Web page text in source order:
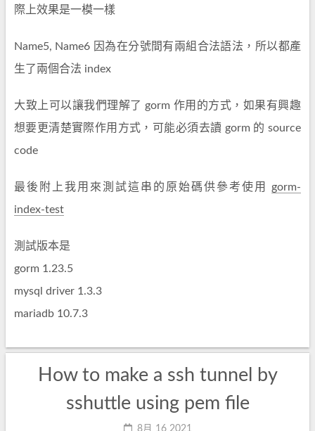
際上效果是一模一樣
Name5, Name6 因為在分號間有兩組合法語法，所以都產
生了兩個合法 index
大致上可以讓我們理解了 gorm 作用的方式，如果有興趣
想要更清楚實際作用方式，可能必須去讀 gorm 的 source
code
最後附上我用來測試這串的原始碼供參考使用 gorm-
index-test
測試版本是
gorm 1.23.5
mysql driver 1.3.3
mariadb 10.7.3
How to make a ssh tunnel by
sshuttle using pem file
8月 16 2021